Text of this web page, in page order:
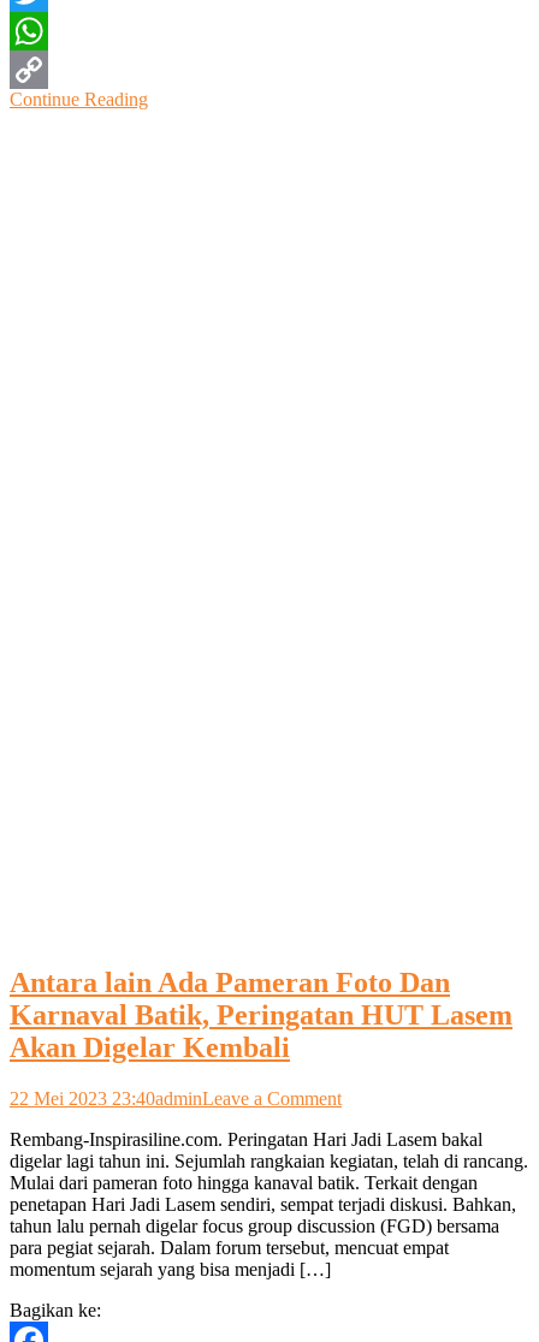
Twitter
WhatsApp
Copy
Continue Reading
Antara lain Ada Pameran Foto Dan
Karnaval Batik, Peringatan HUT Lasem
Akan Digelar Kembali
22 Mei 2023 23:40adminLeave a Commenton
lain
Ada
Pameran
Foto
Dan
Karnaval
Rembang-Inspirasiline.com. Peringatan Hari Jadi Lasem bakal
digelar lagi tahun ini. Sejumlah rangkaian kegiatan, telah di rancang.
Mulai dari pameran foto hingga kanaval batik. Terkait dengan
penetapan Hari Jadi Lasem sendiri, sempat terjadi diskusi. Bahkan,
tahun lalu pernah digelar focus group discussion (FGD) bersama
para pegiat sejarah. Dalam forum tersebut, mencuat empat
momentum sejarah yang bisa menjadi […]
Bagikan ke: